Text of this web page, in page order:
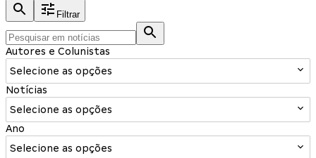
Filtrar
Autores e Colunistas
Selecione as opções
Notícias
Selecione as opções
Ano
Selecione as opções